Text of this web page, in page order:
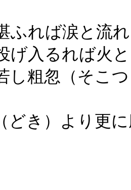
ふれば涙と流
げ入るれば火
し粗忽（そこ
どき）より更